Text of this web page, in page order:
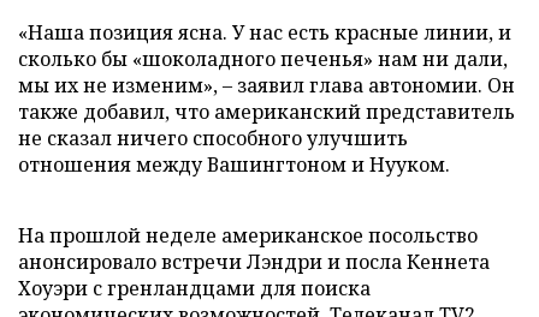
«Наша позиция ясна. У нас есть красные линии, и
сколько бы «шоколадного печенья» нам ни дали,
мы их не изменим», – заявил глава автономии. Он
также добавил, что американский представитель
не сказал ничего способного улучшить
отношения между Вашингтоном и Нууком.
На прошлой неделе американское посольство
анонсировало встречи Лэндри и посла Кеннета
Хоуэри с гренландцами для поиска